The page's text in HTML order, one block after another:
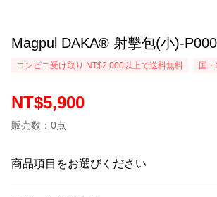
Magpul DAKA® 射擊包(小)-
コンビニ受け取り NT$2,000以上で送料無料 国
NT$5,900
販売数：0点
商品項目をお選びください